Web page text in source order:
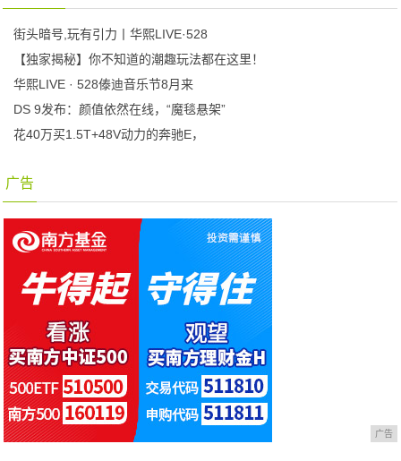
街头暗号,玩有引力丨华熙LIVE·528
【独家揭秘】你不知道的潮趣玩法都在这里！
华熙LIVE · 528傣迪音乐节8月来
DS 9发布：颜值依然在线，“魔毯悬架”
花40万买1.5T+48V动力的奔驰E，
广告
广告